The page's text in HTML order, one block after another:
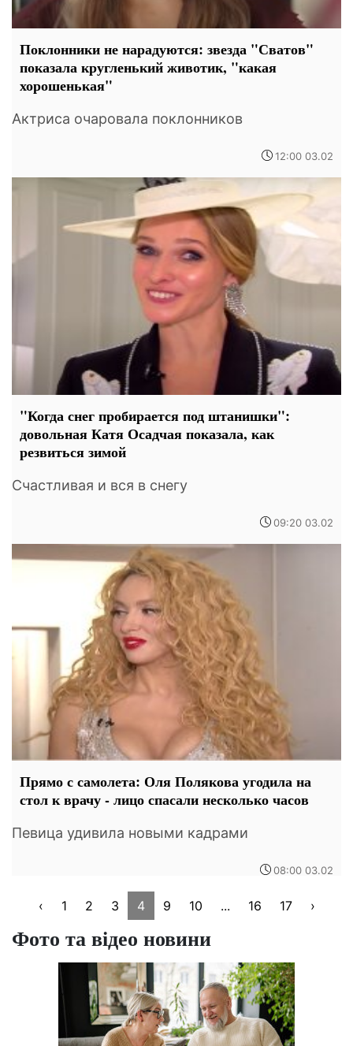
Поклонники не нарадуются: звезда "Сватов"
показала кругленький животик, "какая
хорошенькая"
Актриса очаровала поклонников
12:00 03.02
"Когда снег пробирается под штанишки":
довольная Катя Осадчая показала, как
резвиться зимой
Счастливая и вся в снегу
09:20 03.02
Прямо с самолета: Оля Полякова угодила на
стол к врачу - лицо спасали несколько часов
Певица удивила новыми кадрами
08:00 03.02
‹ 1 2 3 4 9 10 ... 16 17 ›
Фото та відео новини